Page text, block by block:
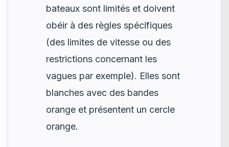
bateaux sont limités et doivent
obéir à des règles spécifiques
(des limites de vitesse ou des
restrictions concernant les
vagues par exemple). Elles sont
blanches avec des bandes
orange et présentent un cercle
orange.